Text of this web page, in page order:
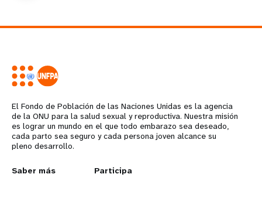
El Fondo de Población de las Naciones Unidas es la agencia
de la ONU para la salud sexual y reproductiva. Nuestra misión
es lograr un mundo en el que todo embarazo sea deseado,
cada parto sea seguro y cada persona joven alcance su
pleno desarrollo.
L
Saber más
G
Participa